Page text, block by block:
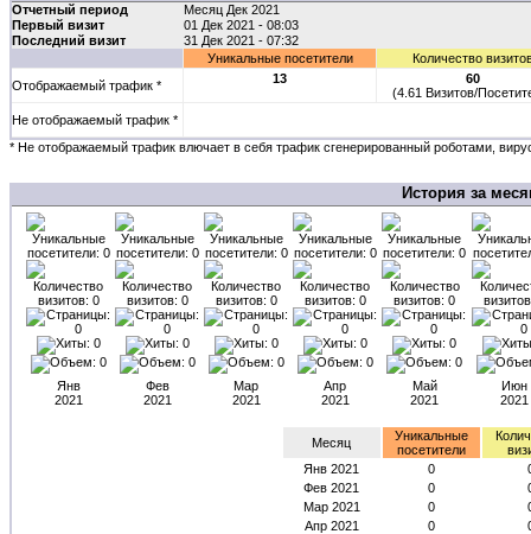
Отчетный период
Месяц Дек 2021
Первый визит
01 Дек 2021 - 08:03
Последний визит
31 Дек 2021 - 07:32
Уникальные посетители
Количество
Отображаемый трафик *
13
60
(4.61 Визитов/
Не отображаемый трафик *
* Не отображаемый трафик влючает в себя трафик сгенерированный роботами,
История за
Янв
2021
Фев
2021
Мар
2021
Апр
2021
Май
2021
Июн
2021
Месяц
Уникальные
посетители
Янв 2021
0
Фев 2021
0
Мар 2021
0
Апр 2021
0